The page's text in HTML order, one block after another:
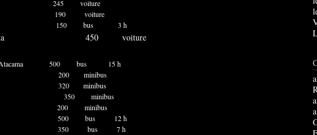
245 voiture
190 voiture
Iruya 150 bus 3 h
Salta 450 voiture
de Atacama 500 bus 15 h
luna 200 minibus
320 minibus
350 minibus
200 minibus
Salta 500 bus 12 h
Quiaca 350 bus 7 h